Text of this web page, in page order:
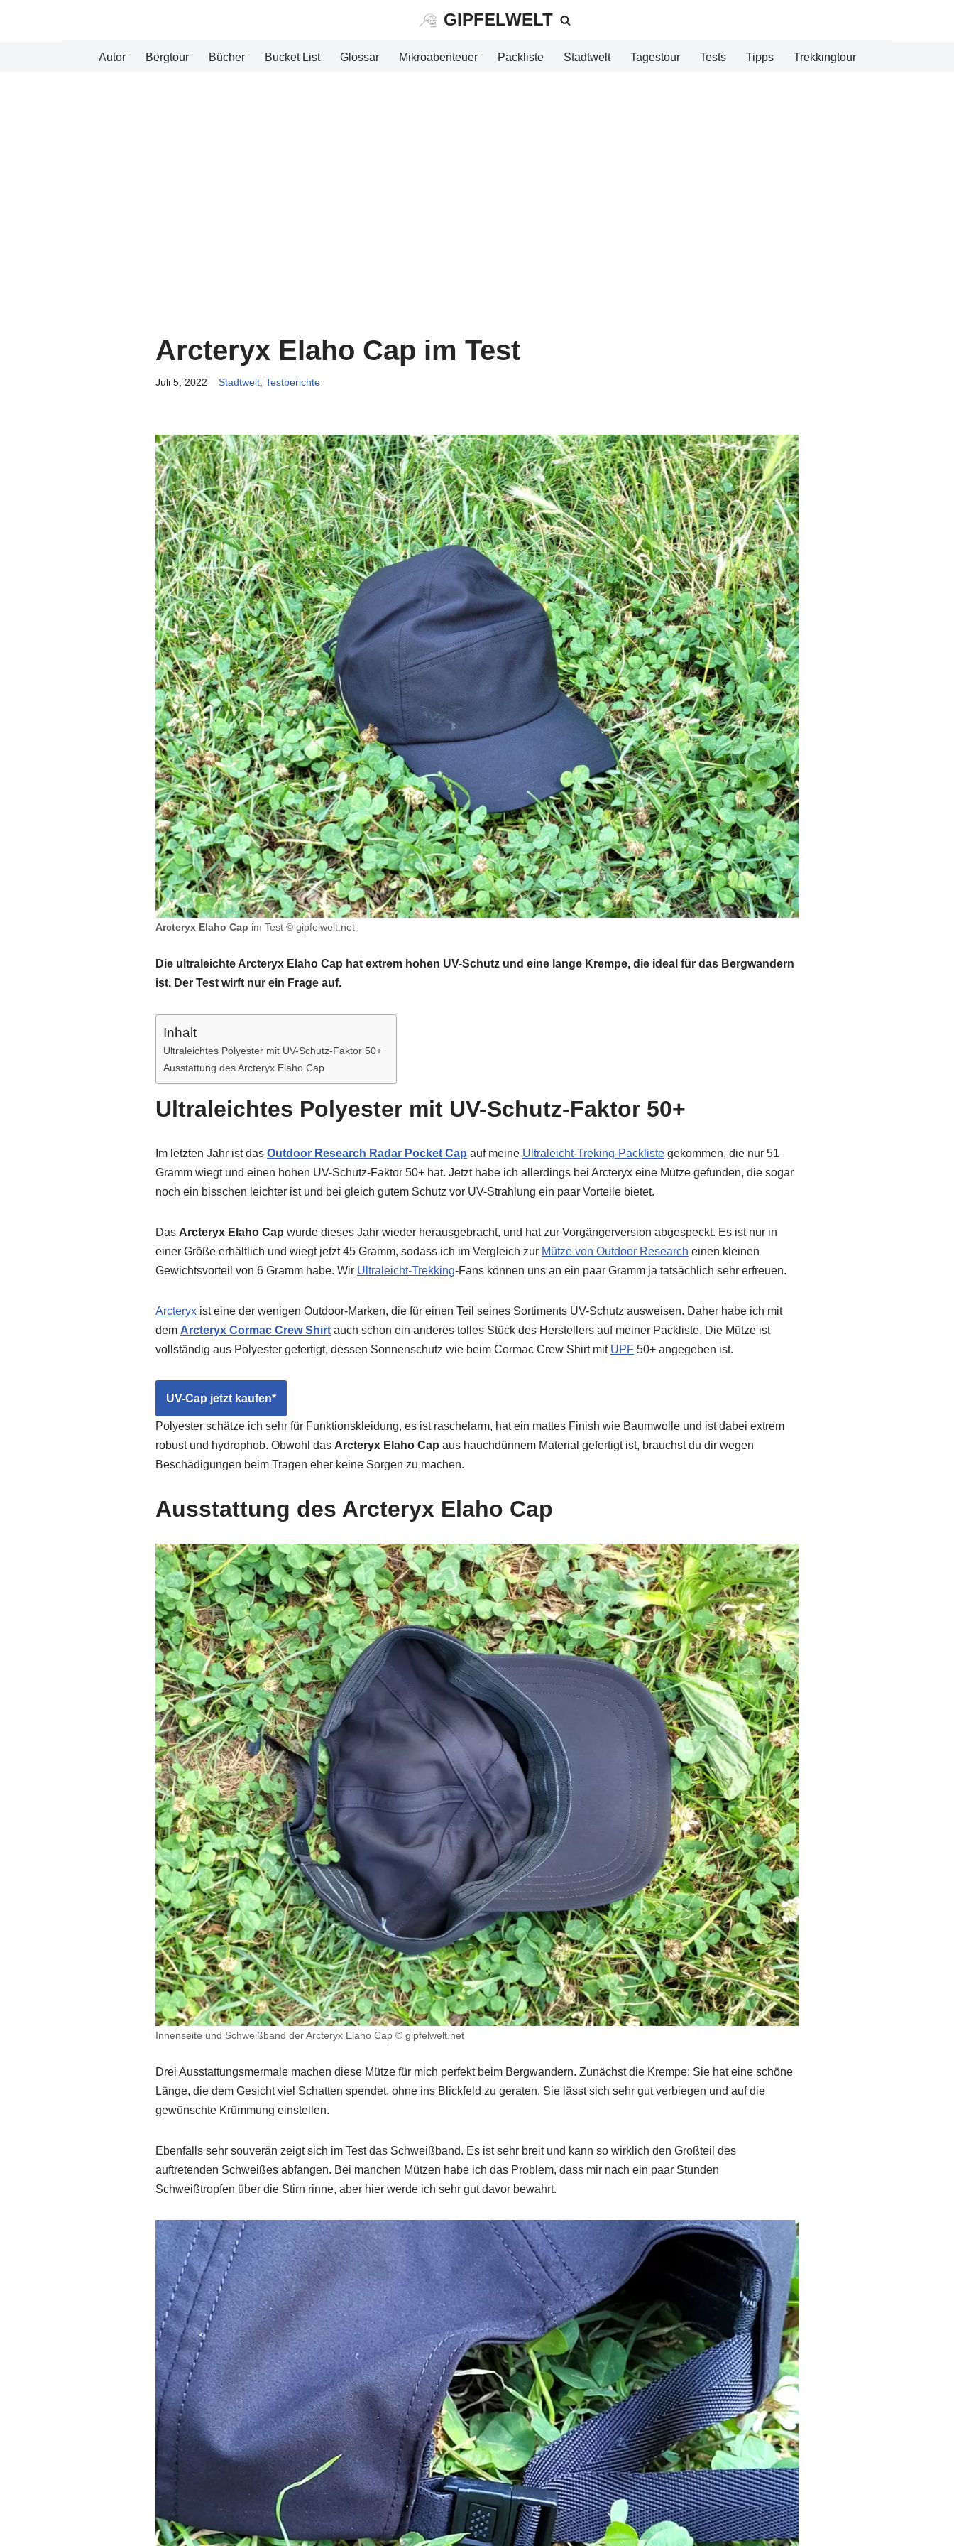
GIPFELWELT
Autor Bergtour Bücher Bucket List Glossar Mikroabenteuer Packliste Stadtwelt Tagestour Tests Tipps Trekkingtour
Arcteryx Elaho Cap im Test
Juli 5, 2022 Stadtwelt Testberichte
Arcteryx Elaho Cap im Test © gipfelwelt.net
Die ultraleichte Arcteryx Elaho Cap hat extrem hohen UV-Schutz und eine lange Krempe, die ideal für das Bergwandern
ist. Der Test wirft nur ein Frage auf.
Inhalt
Ultraleichtes Polyester mit UV-Schutz-Faktor 50+
Ausstattung des Arcteryx Elaho Cap
Ultraleichtes Polyester mit UV-Schutz-Faktor 50+
Im letzten Jahr ist das Outdoor Research Radar Pocket Cap auf meine Ultraleicht-Treking-Packliste gekommen, die nur 51
Gramm wiegt und einen hohen UV-Schutz-Faktor 50+ hat. Jetzt habe ich allerdings bei Arcteryx eine Mütze gefunden, die sogar
noch ein bisschen leichter ist und bei gleich gutem Schutz vor UV-Strahlung ein paar Vorteile bietet.
Das Arcteryx Elaho Cap wurde dieses Jahr wieder herausgebracht, und hat zur Vorgängerversion abgespeckt. Es ist nur in
einer Größe erhältlich und wiegt jetzt 45 Gramm, sodass ich im Vergleich zur Mütze von Outdoor Research einen kleinen
Gewichtsvorteil von 6 Gramm habe. Wir Ultraleicht-Trekking-Fans können uns an ein paar Gramm ja tatsächlich sehr erfreuen.
Arcteryx ist eine der wenigen Outdoor-Marken, die für einen Teil seines Sortiments UV-Schutz ausweisen. Daher habe ich mit
dem Arcteryx Cormac Crew Shirt auch schon ein anderes tolles Stück des Herstellers auf meiner Packliste. Die Mütze ist
vollständig aus Polyester gefertigt, dessen Sonnenschutz wie beim Cormac Crew Shirt mit UPF 50+ angegeben ist.
UV-Cap jetzt kaufen*
Polyester schätze ich sehr für Funktionskleidung, es ist raschelarm, hat ein mattes Finish wie Baumwolle und ist dabei extrem
robust und hydrophob. Obwohl das Arcteryx Elaho Cap aus hauchdünnem Material gefertigt ist, brauchst du dir wegen
Beschädigungen beim Tragen eher keine Sorgen zu machen.
Ausstattung des Arcteryx Elaho Cap
Innenseite und Schweißband der Arcteryx Elaho Cap © gipfelwelt.net
Drei Ausstattungsmermale machen diese Mütze für mich perfekt beim Bergwandern. Zunächst die Krempe: Sie hat eine schöne
Länge, die dem Gesicht viel Schatten spendet, ohne ins Blickfeld zu geraten. Sie lässt sich sehr gut verbiegen und auf die
gewünschte Krümmung einstellen.
Ebenfalls sehr souverän zeigt sich im Test das Schweißband. Es ist sehr breit und kann so wirklich den Großteil des
auftretenden Schweißes abfangen. Bei manchen Mützen habe ich das Problem, dass mir nach ein paar Stunden
Schweißtropfen über die Stirn rinne, aber hier werde ich sehr gut davor bewahrt.